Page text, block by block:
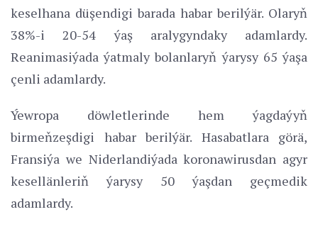
keselhana düşendigi barada habar berilýär. Olaryň
38%-i 20-54 ýaş aralygyndaky adamlardy.
Reanimasiýada ýatmaly bolanlaryň ýarysy 65 ýaşa
çenli adamlardy.
Ýewropa döwletlerinde hem ýagdaýyň
birmeňzeşdigi habar berilýär. Hasabatlara görä,
Fransiýa we Niderlandiýada koronawirusdan agyr
kesellänleriň ýarysy 50 ýaşdan geçmedik
adamlardy.